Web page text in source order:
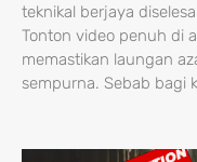
teknikal berjaya
Tonton video penuh di
memastikan laungan
sempurna. Sebab bagi